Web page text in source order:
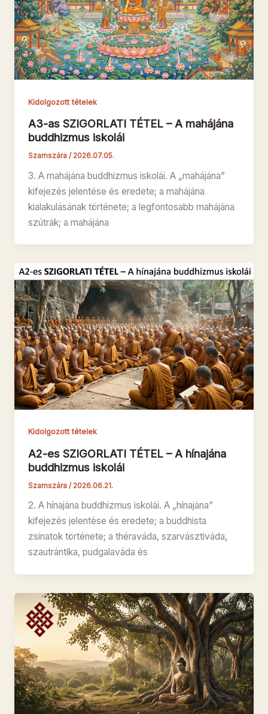
Kidolgozott tételek
A3-as SZIGORLATI TÉTEL – A mahájána
buddhizmus iskolái
Szamszára/ 2026.07.05.
3. A mahájána buddhizmus iskolái. A „mahájána”
kifejezés jelentése és eredete; a mahájána
kialakulásának története; a legfontosabb mahájána
szútrák; a mahájána
Kidolgozott tételek
A2-es SZIGORLATI TÉTEL – A hínajána
buddhizmus iskolái
Szamszára/ 2026.06.21.
2. A hínajána buddhizmus iskolái. A „hínajána”
kifejezés jelentése és eredete; a buddhista
zsinatok története; a théraváda, szarvásztiváda,
szautrántika, pudgalaváda és